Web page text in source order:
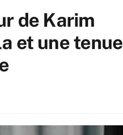
de Karim
et une tenue